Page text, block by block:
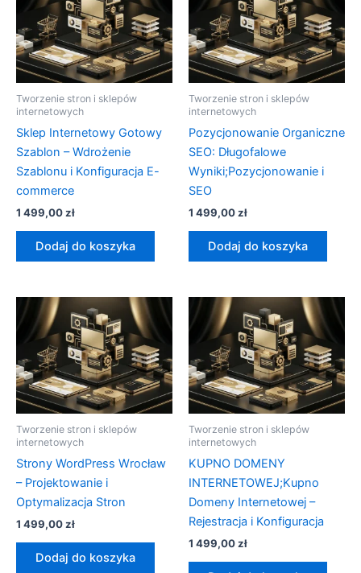
Tworzenie stron i sklepów
internetowych
Sklep Internetowy Gotowy
Szablon – Wdrożenie
Szablonu i Konfiguracja E-
commerce
1 499,00zł
Dodaj do koszyka
Tworzenie stron i sklepów
internetowych
Pozycjonowanie Organiczne
SEO: Długofalowe
Wyniki;Pozycjonowanie i
SEO
1 499,00zł
Dodaj do koszyka
Tworzenie stron i sklepów
internetowych
Strony WordPress Wrocław
– Projektowanie i
Optymalizacja Stron
1 499,00zł
Dodaj do koszyka
Tworzenie stron i sklepów
internetowych
KUPNO DOMENY
INTERNETOWEJ;Kupno
Domeny Internetowej –
Rejestracja i Konfiguracja
1 499,00zł